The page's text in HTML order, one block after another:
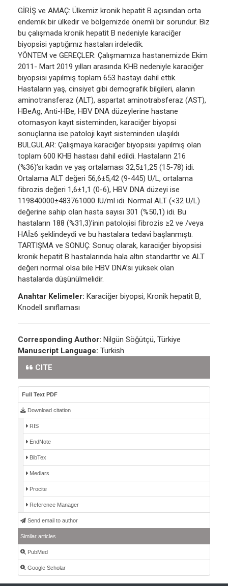
GİRİŞ ve AMAÇ: Ülkemiz kronik hepatit B açısından orta
endemik bir ülkedir ve bölgemizde önemli bir sorundur. Biz
bu çalışmada kronik hepatit B nedeniyle karaciğer
biyopsisi yaptığımız hastaları irdeledik.
YÖNTEM ve GEREÇLER: Çalışmamıza hastanemizde Ekim
2011- Mart 2019 yılları arasında KHB nedeniyle karaciğer
biyopsisi yapılmış toplam 653 hastayı dahil ettik.
Hastaların yaş, cinsiyet gibi demografik bilgileri, alanin
aminotransferaz (ALT), aspartat aminotrabsferaz (AST),
HBeAg, Anti-HBe, HBV DNA düzeylerine hastane
otomasyon kayıt sisteminden, karaciğer biyopsi
sonuçlarına ise patoloji kayıt sisteminden ulaşıldı.
BULGULAR: Çalışmaya karaciğer biyopsisi yapılmış olan
toplam 600 KHB hastası dahil edildi. Hastaların 216
(%36)’sı kadın ve yaş ortalaması 32,5±1,25 (15-78) idi.
Ortalama ALT değeri 56,6±5,42 (9-445) U/L, ortalama
fibrozis değeri 1,6±1,1 (0-6), HBV DNA düzeyi ise
119840000±483761000 IU/ml idi. Normal ALT (<32 U/L)
değerine sahip olan hasta sayısı 301 (%50,1) idi. Bu
hastaların 188 (%31,3)’inin patolojisi fibrozis ≥2 ve /veya
HAİ≥6 şeklindeydi ve bu hastalara tedavi başlanmıştı.
TARTIŞMA ve SONUÇ: Sonuç olarak, karaciğer biyopsisi
kronik hepatit B hastalarında hala altın standarttır ve ALT
değeri normal olsa bile HBV DNA’sı yüksek olan
hastalarda düşünülmelidir.
Anahtar Kelimeler: Karaciğer biyopsi, Kronik hepatit B,
Knodell sınıflaması
Corresponding Author: Nilgün Söğütçü, Türkiye
Manuscript Language: Turkish
CITE
Full Text PDF
Download citation
RIS
EndNote
BibTex
Medlars
Procite
Reference Manager
Send email to author
Similar articles
PubMed
Google Scholar